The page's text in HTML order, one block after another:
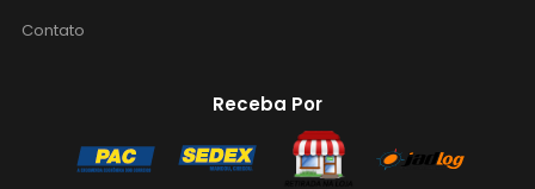
Contato
Receba Por